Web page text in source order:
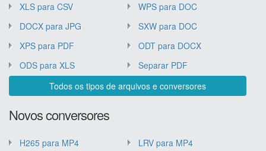
XLS para CSV
WPS para DOC
DOCX para JPG
SXW para DOC
XPS para PDF
ODT para DOCX
ODS para XLS
Separar PDF
Todos os tipos de arquivos e conversores
Novos conversores
H265 para MP4
LRV para MP4